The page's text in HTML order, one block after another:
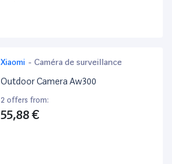
Xiaomi - Caméra de surveillance
Outdoor Camera Aw300
2 offers from:
55,88 €